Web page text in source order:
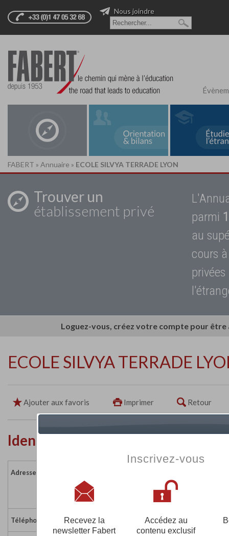
Nous joindre
FABERT » Annuaire » ECOLE SILVYA TERRADE LYON
Trouver un
établissement privé
parmi
au
cours
Loguez-vous, créez votre compte pour
ECOLE SILVYA TERRADE
Ajouter aux favoris Imprimer Retour
Identité de l'établissement
Adresse :
Téléphone : 04 78 42 36 37
Inscrivez-vous
Recevez la
newsletter Fabert
Accédez au
contenu exclusif